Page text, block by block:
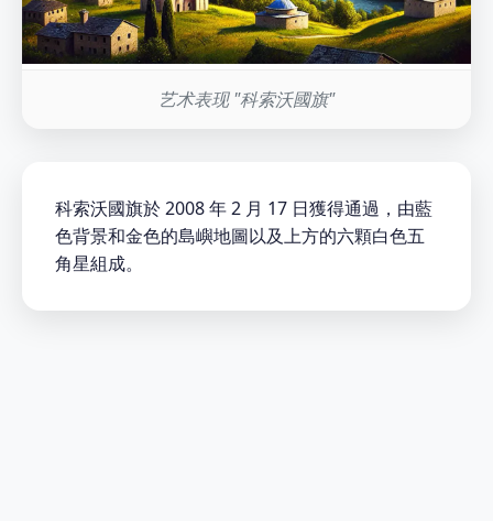
艺术表现 "科索沃國旗"
科索沃國旗於 2008 年 2 月 17 日獲得通過，由藍
色背景和金色的島嶼地圖以及上方的六顆白色五
角星組成。